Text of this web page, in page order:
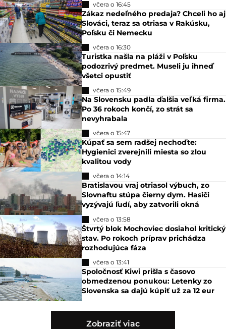
včera o 16:45
Zákaz nedeľného predaja? Chceli ho aj
Slováci, teraz sa otriasa v Rakúsku,
Poľsku či Nemecku
včera o 16:30
Turistka našla na pláži v Poľsku
podozrivý predmet. Museli ju ihneď
všetci opustiť
včera o 15:49
Na Slovensku padla ďalšia veľká firma.
Po 36 rokoch končí, zo strát sa
nevyhrabala
včera o 15:47
Kúpať sa sem radšej nechoďte:
Hygienici zverejnili miesta so zlou
kvalitou vody
včera o 14:14
Bratislavou vraj otriasol výbuch, zo
Slovnaftu stúpa čierny dym. Hasiči
vyzývajú ľudí, aby zatvorili okná
včera o 13:58
Štvrtý blok Mochoviec dosiahol kritický
stav. Po rokoch príprav prichádza
rozhodujúca fáza
včera o 13:41
Spoločnosť Kiwi prišla s časovo
obmedzenou ponukou: Letenky zo
Slovenska sa dajú kúpiť už za 12 eur
Zobraziť viac